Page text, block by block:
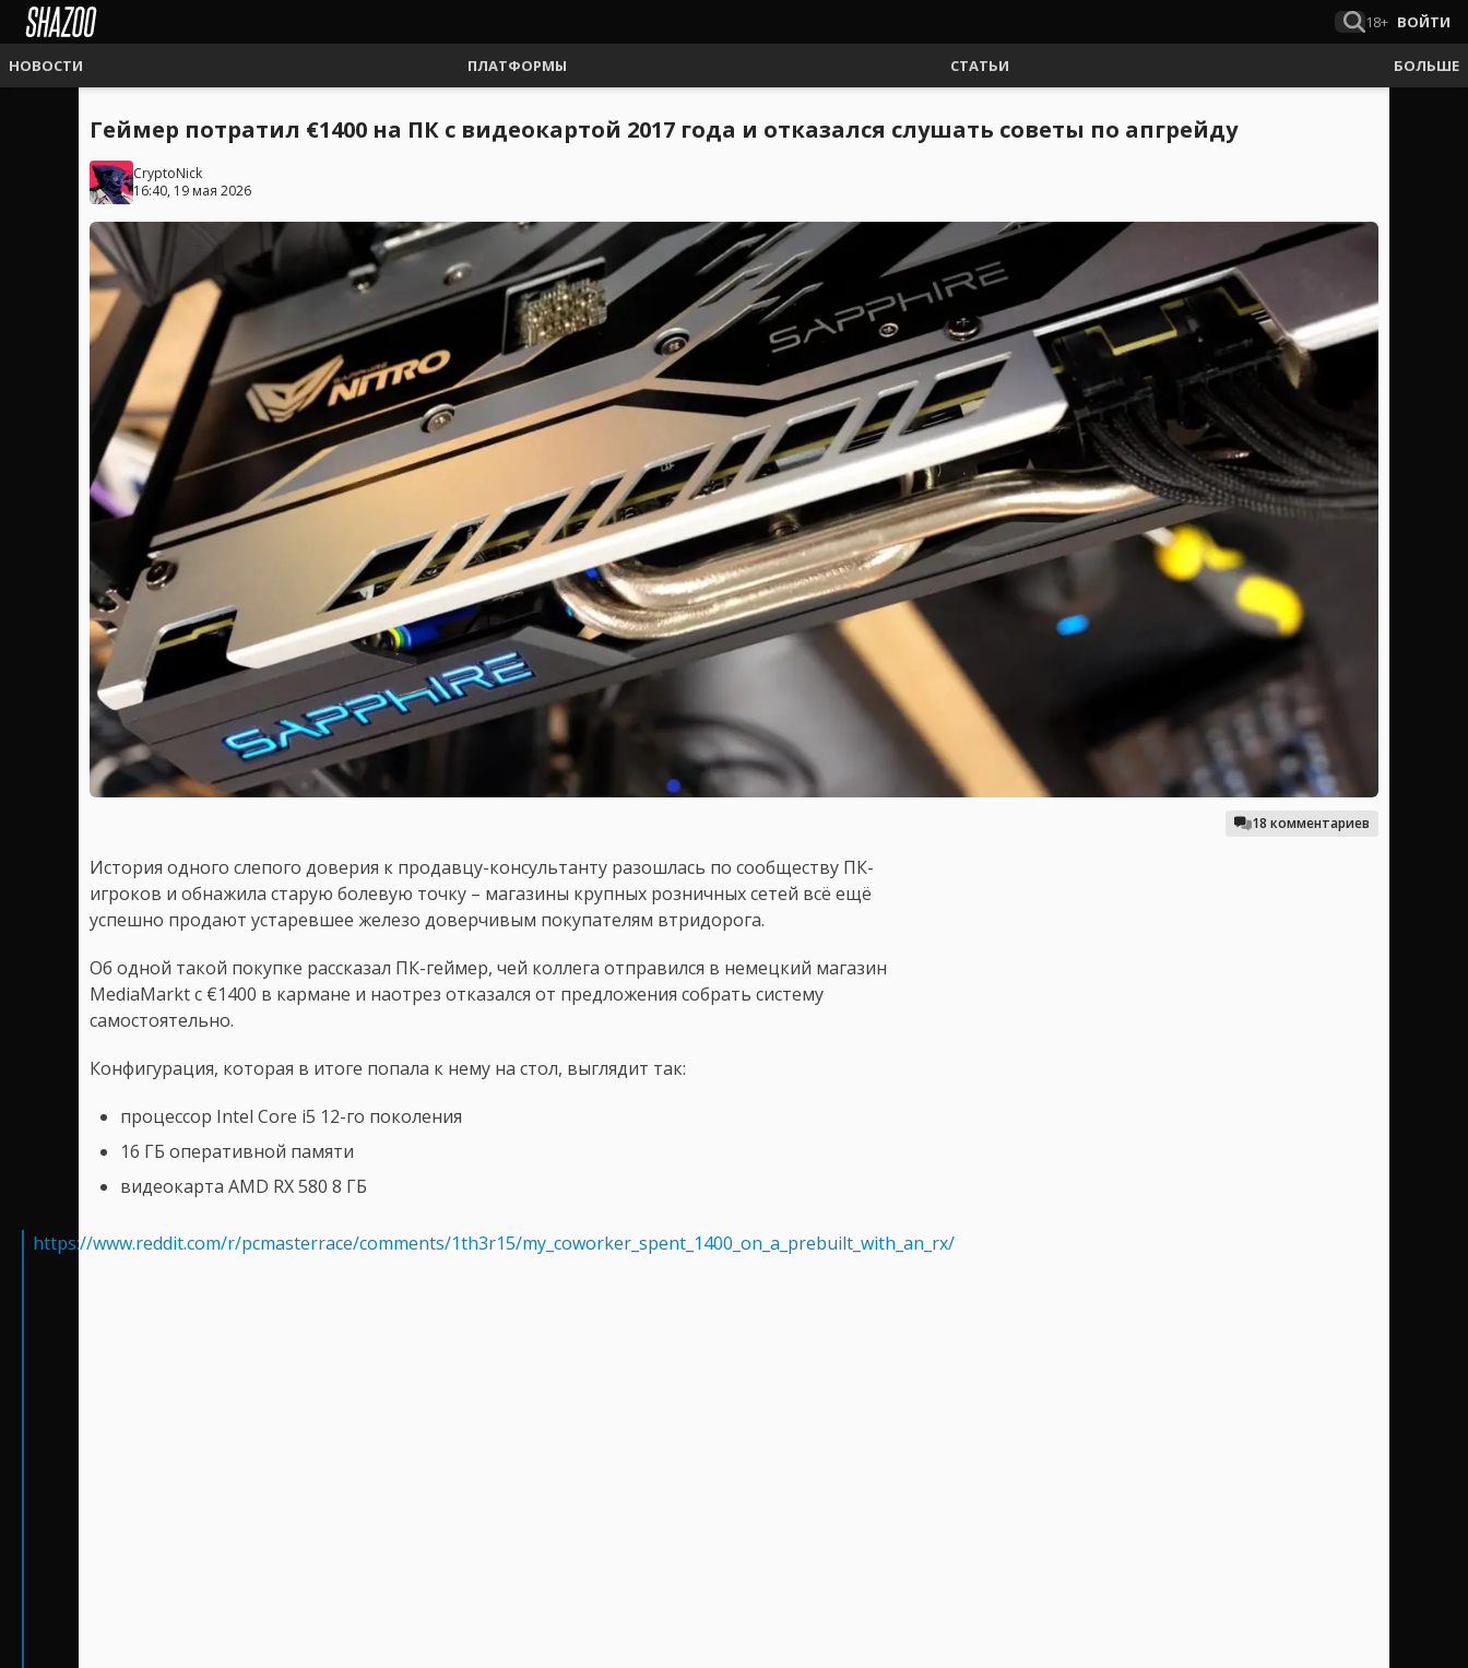
18+ ВОЙТИ
НОВОСТИ ПЛАТФОРМЫ СТАТЬИ БОЛЬШЕ
Геймер потратил €1400 на ПК с видеокартой 2017 года и отказался слушать советы по апгрейду
CryptoNick
16:40, 19 мая 2026
18 комментариев
История одного слепого доверия к продавцу-консультанту разошлась по сообществу ПК-
игроков и обнажила старую болевую точку – магазины крупных розничных сетей всё ещё
успешно продают устаревшее железо доверчивым покупателям втридорога.
Об одной такой покупке рассказал ПК-геймер, чей коллега отправился в немецкий магазин
MediaMarkt с €1400 в кармане и наотрез отказался от предложения собрать систему
самостоятельно.
Конфигурация, которая в итоге попала к нему на стол, выглядит так:
процессор Intel Core i5 12-го поколения
16 ГБ оперативной памяти
видеокарта AMD RX 580 8 ГБ
https://www.reddit.com/r/pcmasterrace/comments/1th3r15/my_coworker_spent_1400_on_a_prebuilt_with_an_rx/